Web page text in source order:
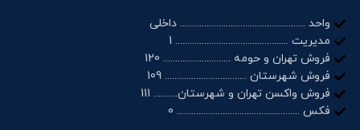
واحد .................................................... داخلی
مدیریت ............................................... 1
فروش تهران و حومه ............................ 120
فروش شهرستان .................................. 109
فروش واکسن تهران و شهرستان.......... 111
فکس ................................................... 0